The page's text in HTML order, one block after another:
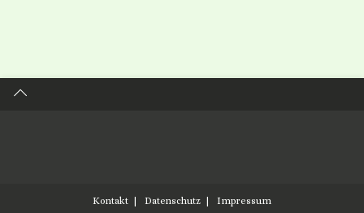
Kontakt Datenschutz Impressum